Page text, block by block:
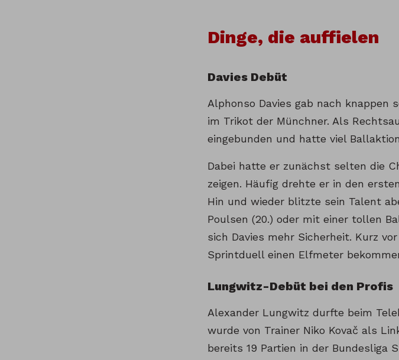
Dinge, die auffielen
Davies Debüt
Alphonso Davies gab nach knappen
im Trikot der Münchner. Als
eingebunden und hatte viel
Dabei hatte er zunächst selten die
zeigen. Häufig drehte er in den
Hin und wieder blitzte sein Talent
Poulsen (20.) oder mit einer tollen
sich Davies mehr Sicherheit. Kurz
Sprintduell einen Elfmeter
Lungwitz-Debüt bei den Profis
Alexander Lungwitz durfte beim
wurde von Trainer Niko Kovač als
bereits 19 Partien in der Bundesliga